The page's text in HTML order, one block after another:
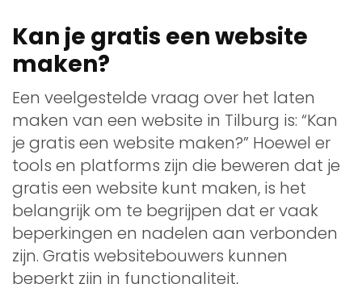
Kan je gratis een website
maken?
Een veelgestelde vraag over het laten
maken van een website in Tilburg is: “Kan
je gratis een website maken?” Hoewel er
tools en platforms zijn die beweren dat je
gratis een website kunt maken, is het
belangrijk om te begrijpen dat er vaak
beperkingen en nadelen aan verbonden
zijn. Gratis websitebouwers kunnen
beperkt zijn in functionaliteit,